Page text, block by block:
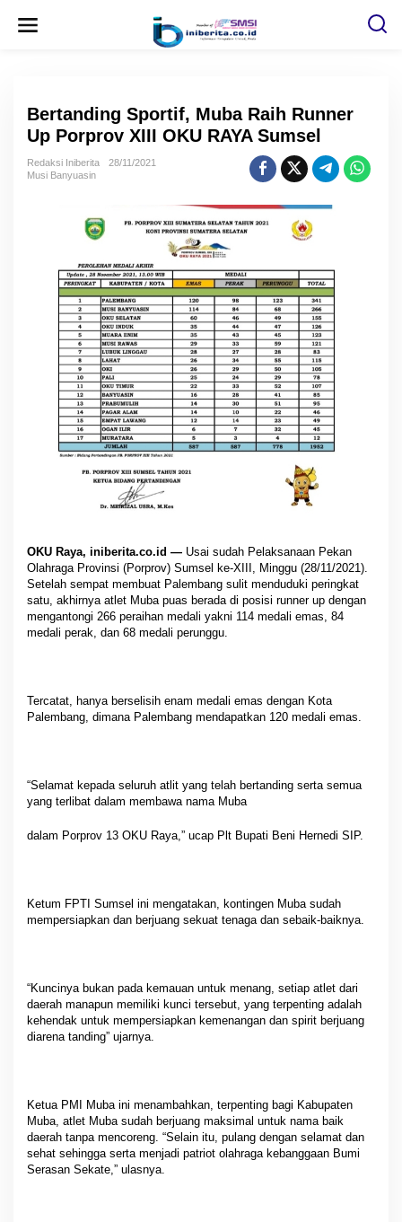
Bertanding Sportif, Muba Raih Runner
Up Porprov XIII OKU RAYA Sumsel
Redaksi Iniberita
28/11/2021
Musi Banyuasin
OKU Raya, iniberita.co.id — Usai sudah Pelaksanaan Pekan
Olahraga Provinsi (Porprov) Sumsel ke-XIII, Minggu (28/11/2021).
Setelah sempat membuat Palembang sulit menduduki peringkat
satu, akhirnya atlet Muba puas berada di posisi runner up dengan
mengantongi 266 peraihan medali yakni 114 medali emas, 84
medali perak, dan 68 medali perunggu.
Tercatat, hanya berselisih enam medali emas dengan Kota
Palembang, dimana Palembang mendapatkan 120 medali emas.
“Selamat kepada seluruh atlit yang telah bertanding serta semua
yang terlibat dalam membawa nama Muba
dalam Porprov 13 OKU Raya,” ucap Plt Bupati Beni Hernedi SIP.
Ketum FPTI Sumsel ini mengatakan, kontingen Muba sudah
mempersiapkan dan berjuang sekuat tenaga dan sebaik-baiknya.
“Kuncinya bukan pada kemauan untuk menang, setiap atlet dari
daerah manapun memiliki kunci tersebut, yang terpenting adalah
kehendak untuk mempersiapkan kemenangan dan spirit berjuang
diarena tanding” ujarnya.
Ketua PMI Muba ini menambahkan, terpenting bagi Kabupaten
Muba, atlet Muba sudah berjuang maksimal untuk nama baik
daerah tanpa mencoreng. “Selain itu, pulang dengan selamat dan
sehat sehingga serta menjadi patriot olahraga kebanggaan Bumi
Serasan Sekate,” ulasnya.